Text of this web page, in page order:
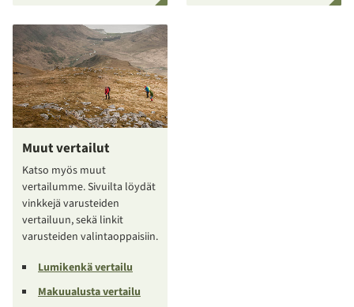
Muut vertailut
Katso myös muut
vertailumme. Sivuilta löydät
vinkkejä varusteiden
vertailuun, sekä linkit
varusteiden valintaoppaisiin.
Lumikenkä vertailu
Makuualusta vertailu